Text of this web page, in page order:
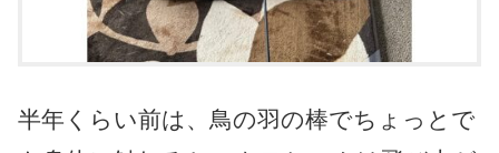
半年くらい前は、鳥の羽の棒でちょっとで